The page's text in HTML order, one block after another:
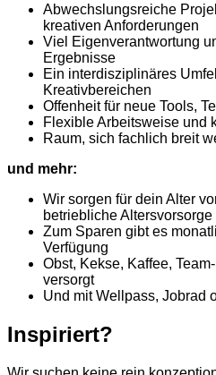
Abwechslungsreiche
kreativen Anforderungen
Viel Eigenverantwortung
Ergebnisse
Ein interdisziplinäres
Kreativbereichen
Offenheit für neue Tools,
Flexible Arbeitsweise und
Raum, sich fachlich breit
und mehr:
Wir sorgen für dein Alter
betriebliche Altersvorsorge
Zum Sparen gibt es
Verfügung
Obst, Kekse, Kaffee,
versorgt
Und mit Wellpass, Jobrad
Inspiriert?